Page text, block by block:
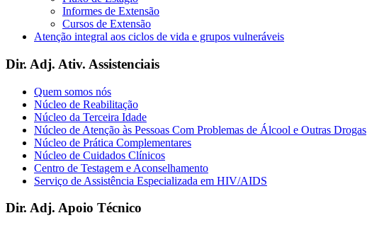
Informes de Extensão
Cursos de Extensão
Atenção integral aos ciclos de vida e grupos vulneráveis
Dir. Adj. Ativ. Assistenciais
Quem somos nós
Núcleo de Reabilitação
Núcleo da Terceira Idade
Núcleo de Atenção às Pessoas Com Problemas de Álcool e Outras Drogas
Núcleo de Prática Complementares
Núcleo de Cuidados Clínicos
Centro de Testagem e Aconselhamento
Serviço de Assistência Especializada em HIV/AIDS
Dir. Adj. Apoio Técnico